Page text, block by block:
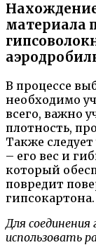
материала
В процессе
необходимо
всего, важно
плотность,
Также
– его вес и
который
повредит
гипсокартона.
Для
использовать